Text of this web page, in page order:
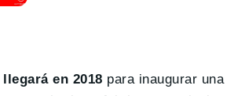
llegará en 2018 para inaugurar una